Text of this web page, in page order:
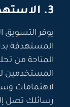
3. الاستهداف الدقيق :
يوفر التسويق
المستهدفة
المتاحة من
المستخدمين
لاهتمامات
رسائلك تصل